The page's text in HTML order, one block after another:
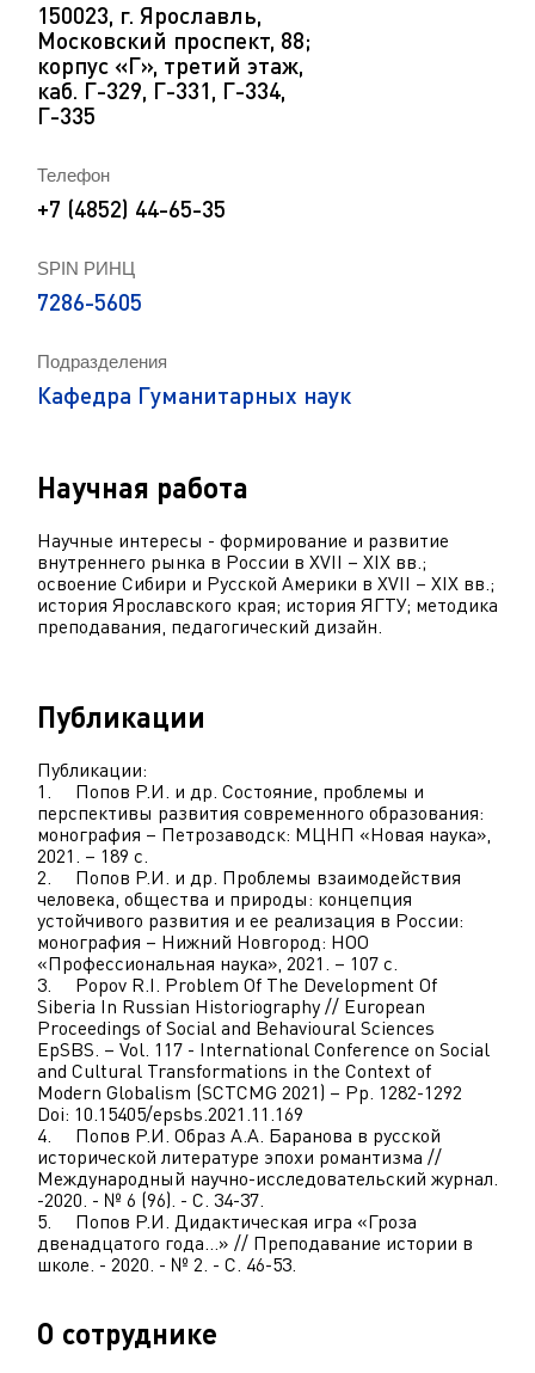
Подразделения
Кафедра Гуманитарных наук
Научная работа
Научные интересы - формирование и развитие
внутреннего рынка в России в XVII – XIX вв.;
освоение Сибири и Русской Америки в XVII – XIX вв.;
история Ярославского края; история ЯГТУ; методика
преподавания, педагогический дизайн.
Публикации
Публикации:
1. Попов Р.И. и др. Состояние, проблемы и
перспективы развития современного образования:
монография – Петрозаводск: МЦНП «Новая наука»,
2021. – 189 с.
2. Попов Р.И. и др. Проблемы взаимодействия
человека, общества и природы: концепция
устойчивого развития и ее реализация в России:
монография – Нижний Новгород: НОО
«Профессиональная наука», 2021. – 107 с.
3. Popov R.I. Problem Of The Development Of
Siberia In Russian Historiography // European
Proceedings of Social and Behavioural Sciences
EpSBS. – Vol. 117 - International Conference on Social
and Cultural Transformations in the Context of
Modern Globalism (SCTCMG 2021) – Pp. 1282-1292
Doi: 10.15405/epsbs.2021.11.169
4. Попов Р.И. Образ А.А. Баранова в русской
исторической литературе эпохи романтизма //
Международный научно-исследовательский журнал.
-2020. - № 6 (96). - С. 34-37.
5. Попов Р.И. Дидактическая игра «Гроза
двенадцатого года…» // Преподавание истории в
школе. - 2020. - № 2. - С. 46-53.
О сотруднике
150023, г. Ярославль,
Московский проспект, 88;
корпус «Г», третий этаж,
каб. Г-329, Г-331, Г-334,
Г-335
Телефон
+7 (4852) 44-65-35
SPIN РИНЦ
7286-5605